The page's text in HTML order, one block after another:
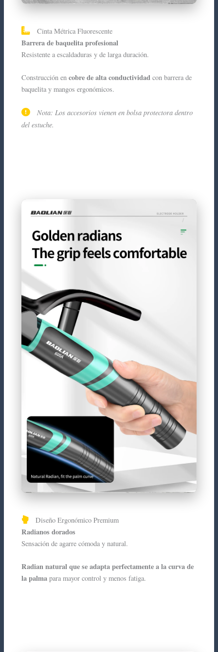
Cinta Métrica Fluorescente
Barrera de baquelita profesional
Resistente a escaldaduras y de larga duración.
Construcción encobre de alta conductividad con barrera de
baquelita y mangos ergonómicos.
Nota: Los accesorios vienen en bolsa protectora dentro
del estuche.
Diseño Ergonómico Premium
Radianos dorados
Sensación de agarre cómoda y natural.
Radian natural que se adapta perfectamente a la curva de
la palma para mayor control y menos fatiga.